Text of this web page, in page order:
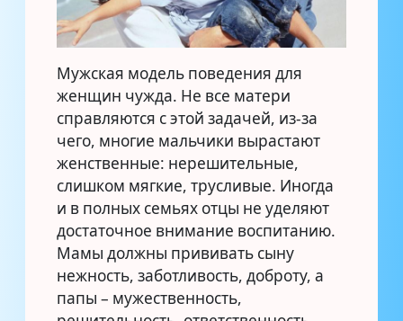
Мужская модель поведения для
женщин чужда. Не все матери
справляются с этой задачей, из-за
чего, многие мальчики вырастают
женственные: нерешительные,
слишком мягкие, трусливые. Иногда
и в полных семьях отцы не уделяют
достаточное внимание воспитанию.
Мамы должны прививать сыну
нежность, заботливость, доброту, а
папы – мужественность,